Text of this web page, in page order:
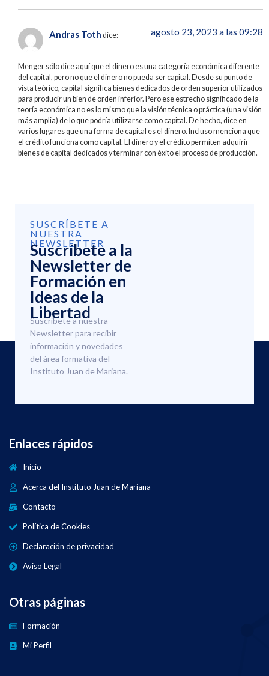
Andras Toth dice: agosto 23, 2023 a las 09:28
Menger sólo dice aquí que el dinero es una categoría económica diferente
del capital, pero no que el dinero no pueda ser capital. Desde su punto de
vista teórico, capital significa bienes dedicados de orden superior utilizados
para producir un bien de orden inferior. Pero ese estrecho significado de la
teoría económica no es lo mismo que la visión técnica o práctica (una visión
más amplia) de lo que podría utilizarse como capital. De hecho, dice en
varios lugares que una forma de capital es el dinero. Incluso menciona que
el crédito funciona como capital. El dinero y el crédito permiten adquirir
bienes de capital dedicados y terminar con éxito el proceso de producción.
SUSCRÍBETE A
NUESTRA
NEWSLETTER
Suscríbete a la
Newsletter de
Formación en
Ideas de la
Libertad
Suscríbete a nuestra
Newsletter para recibir
información y novedades
del área formativa del
Instituto Juan de Mariana.
Enlaces rápidos
Inicio
Acerca del Instituto Juan de Mariana
Contacto
Política de Cookies
Declaración de privacidad
Aviso Legal
Otras páginas
Formación
Mi Perfil